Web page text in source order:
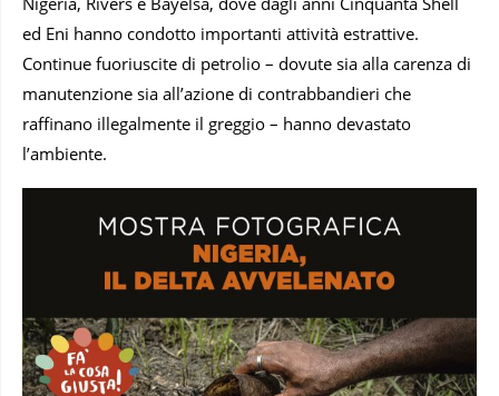
ed Eni hanno condotto importanti attività estrattive.
Continue fuoriuscite di petrolio – dovute sia alla carenza di
manutenzione sia all’azione di contrabbandieri che
raffinano illegalmente il greggio – hanno devastato
l’ambiente.